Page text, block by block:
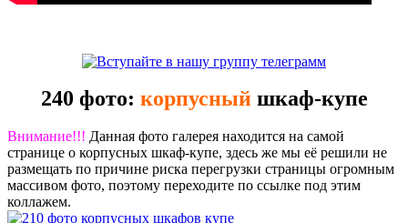
240 фото: корпусныйшкаф-купе
Внимание!!! Данная фото галерея находится на самой
странице о корпусных шкаф-купе, здесь же мы её решили не
размещать по причине риска перегрузки страницы огромным
массивом фото, поэтому переходите по ссылке под этим
коллажем.